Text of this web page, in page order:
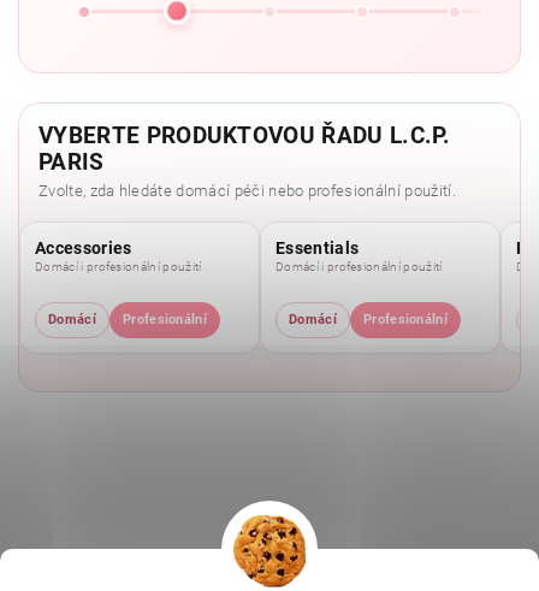
VYBERTE PRODUKTOVOU ŘADU L.C.P.
PARIS
Zvolte, zda hledáte domácí péči nebo profesionální použití.
Accessories
Domácí i profesionální použití
Domácí Profesionální
Essentials
Domácí i profesionální použití
Domácí Profesionální